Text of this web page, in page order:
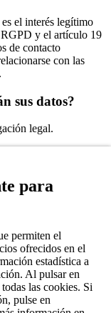
el interés legítimo
y el artículo 19
de contacto
con las
sus datos?
legal.
para
permiten el
ofrecidos en el
estadística a
Al pulsar en
las cookies. Si
pulse en